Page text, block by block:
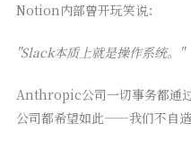
Notion内部曾开玩笑说：
"Slack本质上就是操作系统。"
Anthropic公司一切事务都通
公司都希望如此——我们不自造